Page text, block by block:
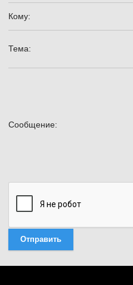
Кому:
Тема:
Сообщение:
Отправить